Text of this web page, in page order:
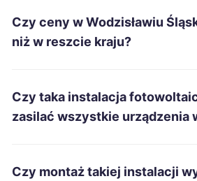
Ostrowiec Świętokrzyski
Kielce
Czy ceny w Wodzisławiu
niż w reszcie kraju?
Czy taka instalacja
zasilać wszystkie urządzenia
Czy montaż takiej instalacji